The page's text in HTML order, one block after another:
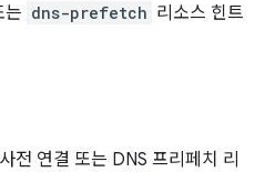
는 dns-prefetch 리소스 힌트
전 연결 또는 DNS 프리페치 리